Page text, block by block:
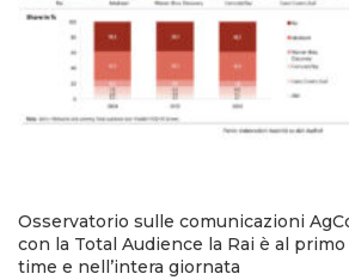
Osservatorio sulle comunicazioni
con la Total Audience la Rai è al
time e nell’intera giornata